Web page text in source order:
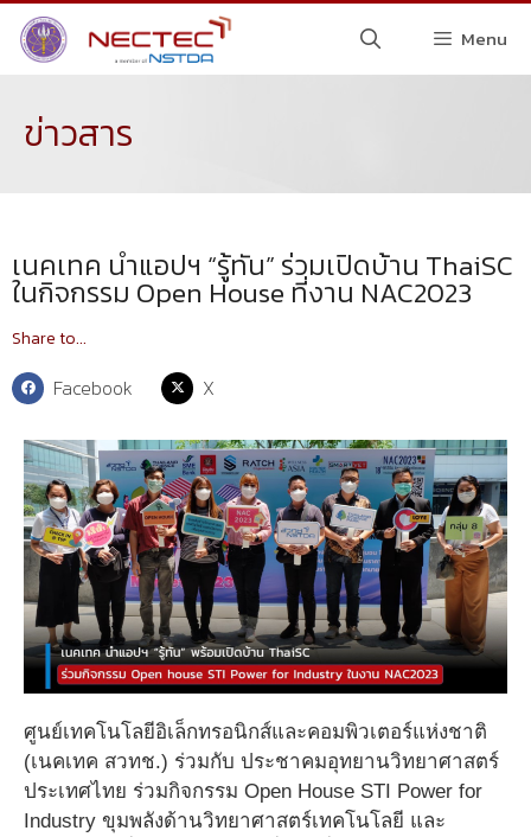
Menu
ข่าวสาร
เนคเทค นำแอปฯ “รู้ทัน” ร่วมเปิดบ้าน ThaiSC
ในกิจกรรม Open House ที่งาน NAC2023
Share to...
Facebook X
ศูนย์เทคโนโลยีอิเล็กทรอนิกส์และคอมพิวเตอร์แห่งชาติ
(เนคเทค สวทช.) ร่วมกับ ประชาคมอุทยานวิทยาศาสตร์
ประเทศไทย ร่วมกิจกรรม Open House STI Power for
Industry ขุมพลังด้านวิทยาศาสตร์เทคโนโลยี และ